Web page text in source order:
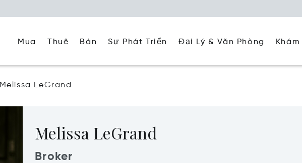
Mua Thuê Bán Sự Phát Triển Đại Lý & Văn Phòng Khám
Melissa LeGrand
Melissa LeGrand
Broker